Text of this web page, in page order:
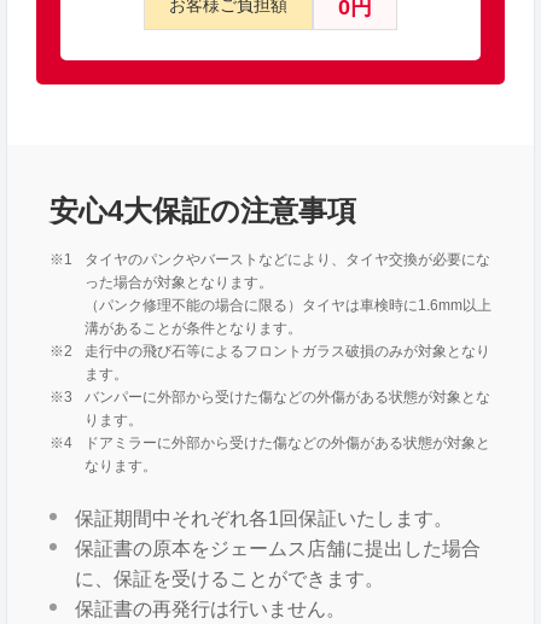
お客様ご負担額 0円
安心4大保証の注意事項
タイヤのパンクやバーストなどにより、タイヤ交換が必要にな
った場合が対象となります。
（パンク修理不能の場合に限る）タイヤは車検時に1.6mm以上
溝があることが条件となります。
走行中の飛び石等によるフロントガラス破損のみが対象となり
ます。
バンパーに外部から受けた傷などの外傷がある状態が対象とな
ります。
ドアミラーに外部から受けた傷などの外傷がある状態が対象と
なります。
保証期間中それぞれ各1回保証いたします。
保証書の原本をジェームス店舗に提出した場合
に、保証を受けることができます。
保証書の再発行は行いません。